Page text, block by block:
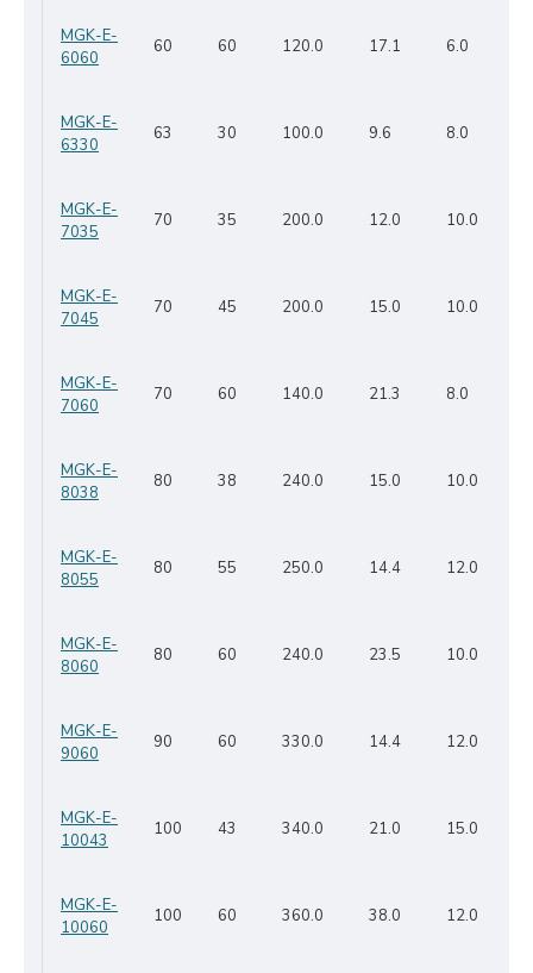
MGK-E-
6060
60 60 120.0 17.1 6.0
MGK-E-
6330
63 30 100.0 9.6 8.0
MGK-E-
7035
70 35 200.0 12.0 10.0
MGK-E-
7045
70 45 200.0 15.0 10.0
MGK-E-
7060
70 60 140.0 21.3 8.0
MGK-E-
8038
80 38 240.0 15.0 10.0
MGK-E-
8055
80 55 250.0 14.4 12.0
MGK-E-
8060
80 60 240.0 23.5 10.0
MGK-E-
9060
90 60 330.0 14.4 12.0
MGK-E-
10043
100 43 340.0 21.0 15.0
MGK-E-
10060
100 60 360.0 38.0 12.0